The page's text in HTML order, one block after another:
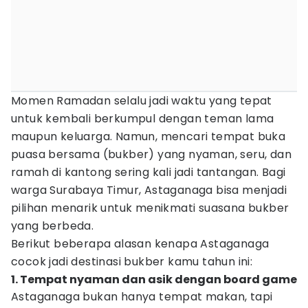
Momen Ramadan selalu jadi waktu yang tepat
untuk kembali berkumpul dengan teman lama
maupun keluarga. Namun, mencari tempat buka
puasa bersama (bukber) yang nyaman, seru, dan
ramah di kantong sering kali jadi tantangan. Bagi
warga Surabaya Timur, Astaganaga bisa menjadi
pilihan menarik untuk menikmati suasana bukber
yang berbeda.
Berikut beberapa alasan kenapa Astaganaga
cocok jadi destinasi bukber kamu tahun ini:
1. Tempat nyaman dan asik dengan board game
Astaganaga bukan hanya tempat makan, tapi